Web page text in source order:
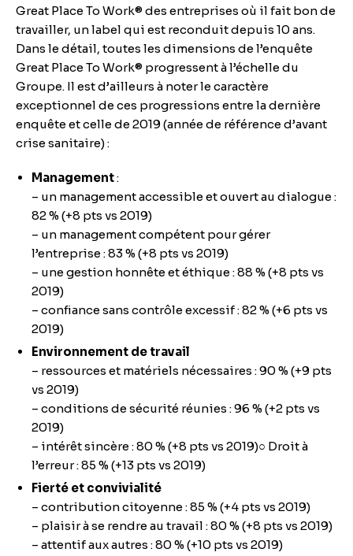
Great Place To Work® des entreprises où il fait bon de
travailler, un label qui est reconduit depuis 10 ans.
Dans le détail, toutes les dimensions de l’enquête
Great Place To Work® progressent à l’échelle du
Groupe. Il est d’ailleurs à noter le caractère
exceptionnel de ces progressions entre la dernière
enquête et celle de 2019 (année de référence d’avant
crise sanitaire) :
Management:
– un management accessible et ouvert au dialogue :
82 % (+8 pts vs 2019)
– un management compétent pour gérer
l’entreprise : 83 % (+8 pts vs 2019)
– une gestion honnête et éthique : 88 % (+8 pts vs
2019)
– confiance sans contrôle excessif : 82 % (+6 pts vs
2019)
Environnement de travail
– ressources et matériels nécessaires : 90 % (+9 pts
vs 2019)
– conditions de sécurité réunies : 96 % (+2 pts vs
2019)
– intérêt sincère : 80 % (+8 pts vs 2019)○ Droit à
l’erreur : 85 % (+13 pts vs 2019)
Fierté et convivialité
– contribution citoyenne : 85 % (+4 pts vs 2019)
– plaisir à se rendre au travail : 80 % (+8 pts vs 2019)
– attentif aux autres : 80 % (+10 pts vs 2019)